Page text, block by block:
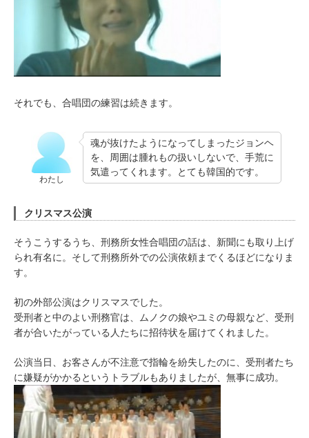
それでも、合唱団の練習は続きます。
わたし
魂が抜けたようになってしまったジョンヘ
を、周囲は腫れもの扱いしないで、手荒に
気遣ってくれます。とても韓国的です。
クリスマス公演
そうこうするうち、刑務所女性合唱団の話は、新聞にも取り上げ
られ有名に。そして刑務所外での公演依頼までくるほどになりま
す。
初の外部公演はクリスマスでした。
受刑者と中のよい刑務官は、ムノクの娘やユミの母親など、受刑
者が合いたがっている人たちに招待状を届けてくれました。
公演当日、お客さんが不注意で指輪を紛失したのに、受刑者たち
に嫌疑がかかるというトラブルもありましたが、無事に成功。